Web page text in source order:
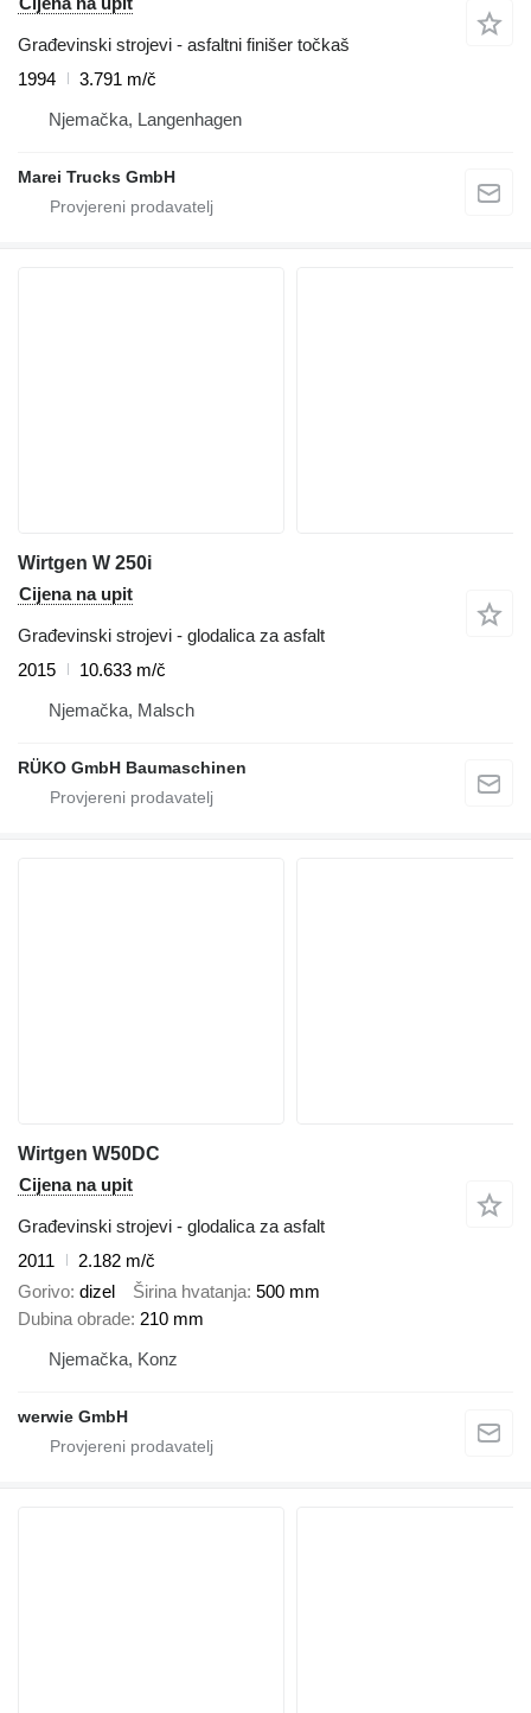
Građevinski strojevi - asfaltni finišer točkaš
1994
3.791 m/č
Njemačka, Langenhagen
Marei Trucks GmbH
Wirtgen W 250i
Cijena na upit
Građevinski strojevi - glodalica za asfalt
2015
10.633 m/č
Njemačka, Malsch
RÜKO GmbH Baumaschinen
Wirtgen W50DC
Cijena na upit
Građevinski strojevi - glodalica za asfalt
2011
2.182 m/č
Gorivo dizel Širina hvatanja 500 mm
Dubina obrade 210 mm
Njemačka, Konz
werwie GmbH